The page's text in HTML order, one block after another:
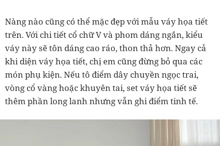
Nàng nào cũng có thể mặc đẹp với mẫu váy họa tiết
trên. Với chi tiết cổ chữ V và phom dáng ngắn, kiểu
váy này sẽ tôn dáng cao ráo, thon thả hơn. Ngay cả
khi diện váy họa tiết, chị em cũng đừng bỏ qua các
món phụ kiện. Nếu tô điểm dây chuyền ngọc trai,
vòng cổ vàng hoặc khuyên tai, set váy họa tiết sẽ
thêm phần long lanh nhưng vẫn ghi điểm tinh tế.